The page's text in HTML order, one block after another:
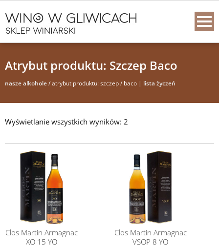
Atrybut produktu: Szczep Baco
nasze alkohole/ atrybut produktu: szczep / baco | lista życzeń
Wyświetlanie wszystkich wyników: 2
Clos Martin Armagnac
XO 15 YO
Clos Martin Armagnac
VSOP 8 YO